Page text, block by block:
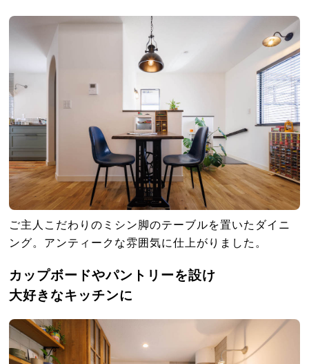
ご主人こだわりのミシン脚のテーブルを置いたダイニ
ング。アンティークな雰囲気に仕上がりました。
カップボードやパントリーを設け
大好きなキッチンに